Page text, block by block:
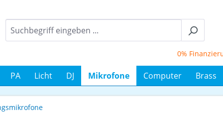
0%
PA Licht DJ Mikrofone Computer Brass